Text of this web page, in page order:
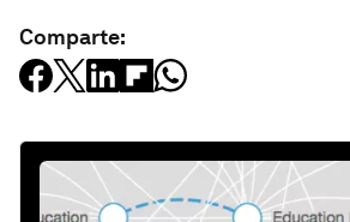
Comparte: